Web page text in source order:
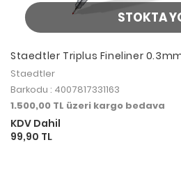
STOKTA
Staedtler Triplus Fineliner
Staedtler
Barkodu : 4007817331163
1.500,00 TL üzeri kargo bedava
KDV Dahil
99,90 TL